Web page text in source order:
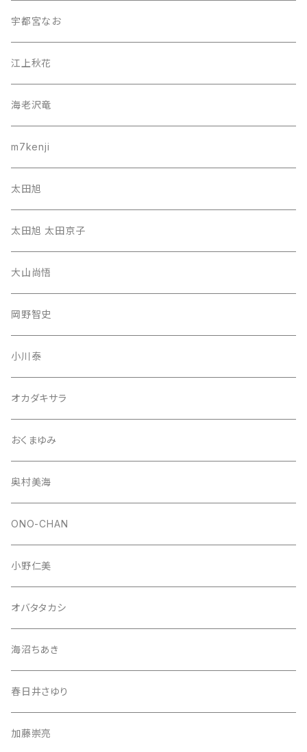
宇都宮なお
江上秋花
海老沢竜
m7kenji
太田旭
太田旭 太田京子
大山尚悟
岡野智史
小川泰
オカダキサラ
おくまゆみ
奥村美海
ONO-CHAN
小野仁美
オバタタカシ
海沼ちあき
春日井さゆり
加藤崇亮